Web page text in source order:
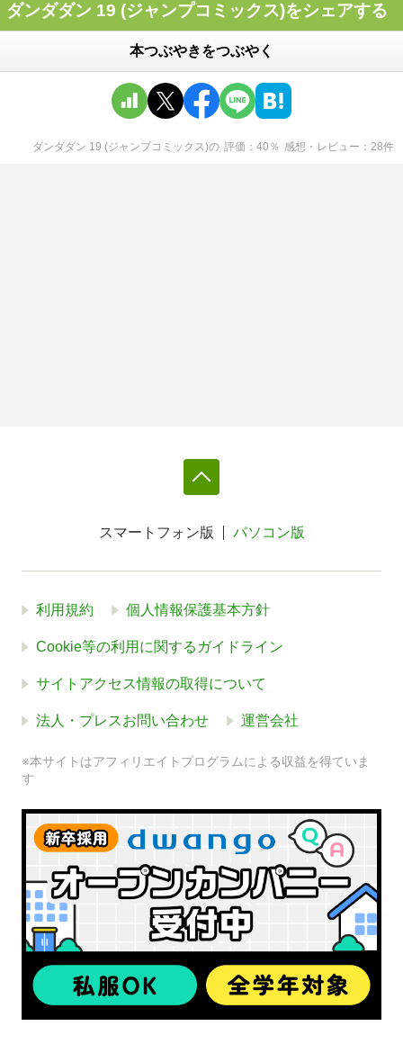
ダンダダン 19 (ジャンプコミックス)をシェアする
本つぶやきをつぶやく
ダンダダン 19 (ジャンプコミックス)の 評価 40 ％ 感想・レビュー 28件
スマートフォン版 パソコン版
利用規約 個人情報保護基本方針
Cookie等の利用に関するガイドライン
サイトアクセス情報の取得について
法人・プレスお問い合わせ 運営会社
※本サイトはアフィリエイトプログラムによる収益を得ていま
す